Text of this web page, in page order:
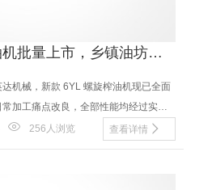
批量上市，乡镇油坊实
机械，新款 6YL 螺旋榨油机现已全面
加工痛点改良，全部性能均经过实地
螺旋压榨，......
256人浏览 查看详情